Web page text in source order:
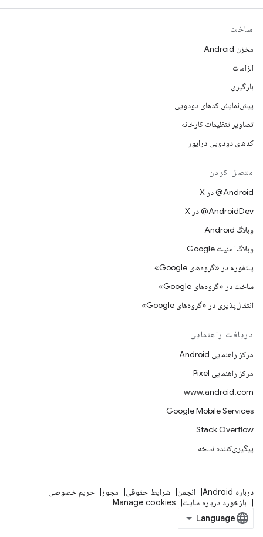
ساخت
مخزن Android
الزامات
بارگیری
پیش‌نمایش کدهای دودویی
تصاویر تنظیمات کارخانه
کدهای دودویی درایور
متصل کردن
‫‎@Android در X
‫‎@AndroidDev در X
وبلاگ Android
وبلاگ امنیت Google
پلتفورم در «گروه‌های Google»
ساخت در «گروه‌های Google»
انتقال‌پذیری در «گروه‌های Google»
دریافت راهنمایی
مرکز راهنمایی Android
مرکز راهنمایی Pixel
www.android.com
Google Mobile Services
Stack Overflow
پیگیری‌کننده نسخه
درباره Android انجمن شرایط حقوقی مجوز
حریم خصوصی
بازخورد درباره سایت
Manage cookies